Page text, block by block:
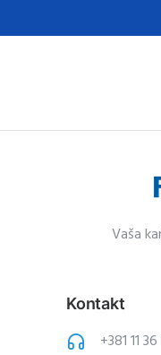
Vaša
Kontakt
+381 11 36